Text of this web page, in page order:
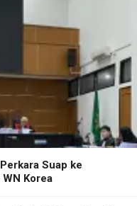
Suap ke
Korea